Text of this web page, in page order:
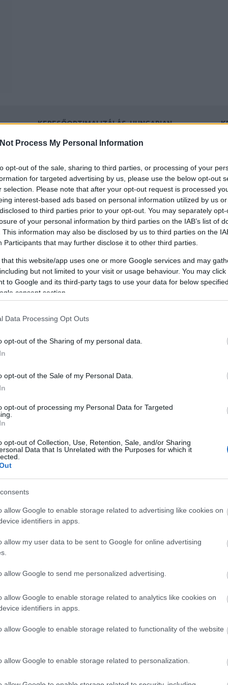
Process My Personal Information
opt-out of the sale, sharing to third parties, or processing of your
for targeted advertising by us, please use the below opt-out
selection. Please note that after your opt-out request is processed
interest-based ads based on personal information utilized by us
to third parties prior to your opt-out. You may separately
of your personal information by third parties on the IAB’s list of
This information may also be disclosed by us to third parties on the
Participants that may further disclose it to other third parties.
that this website/app uses one or more Google services and may
but not limited to your visit or usage behaviour. You may
to Google and its third-party tags to use your data for below
consent section.
Data Processing Opt Outs
opt-out of the Sharing of my personal data.
opt-out of the Sale of my Personal Data.
opt-out of processing my Personal Data for Targeted
opt-out of Collection, Use, Retention, Sale, and/or Sharing
Data that Is Unrelated with the Purposes for which it
allow Google to enable storage related to advertising like cookies on
identifiers in apps.
allow my user data to be sent to Google for online advertising
allow Google to send me personalized advertising.
allow Google to enable storage related to analytics like cookies on
identifiers in apps.
allow Google to enable storage related to functionality of the website
allow Google to enable storage related to personalization.
)
KERESŐOPTIMALIZÁLÁS, HUNGARIAN
TERMÉSZETGYÓGYÁSZ BUDAPEST
Fogyókúra, Upholstery
cleaning,
keresőoptimalizálás,
hungarian goose down
pillows, legolcsóbb,
természetgyógyász
budapest
Mellplasztika
Fogyókúra
reblog
Upholstery cleaning in Cork
keresooptimalizalas budapest
langkeresooptimalizalasaraklegolcsobb
természetgyógyász Budapest
keresőoptimalizálás, hungarian goose down
Onlinemarketing101
keresőoptimalizálás
fogalmak, webáruház
Onlinemarketing101
Budpestkeresőoptimalizálás
Keresooptimalizalasbudapes
zugló keresőoptimalizálás
keresőoptimalizáláskereső
keresőoptimalizálás fogalmak, webáruház